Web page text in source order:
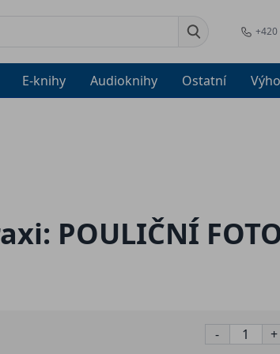
+420
E-knihy Audioknihy Ostatní
POULIČNÍ
- +